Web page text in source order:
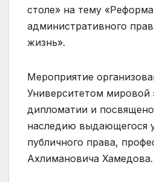
столе» на тему «Реформа
административного
жизнь».
Мероприятие
Университетом мировой
дипломатии и
наследию выдающегося
публичного права,
Ахлимановича Хамедова.